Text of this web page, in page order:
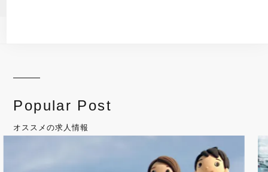
Popular Post
オススメの求人情報